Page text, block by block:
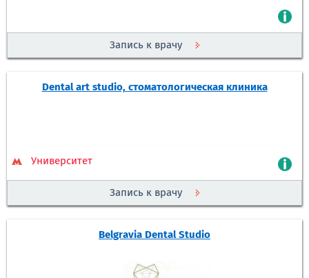
Запись к врачу
Dental art studio, стоматологическая клиника
Университет
Запись к врачу
Belgravia Dental Studio